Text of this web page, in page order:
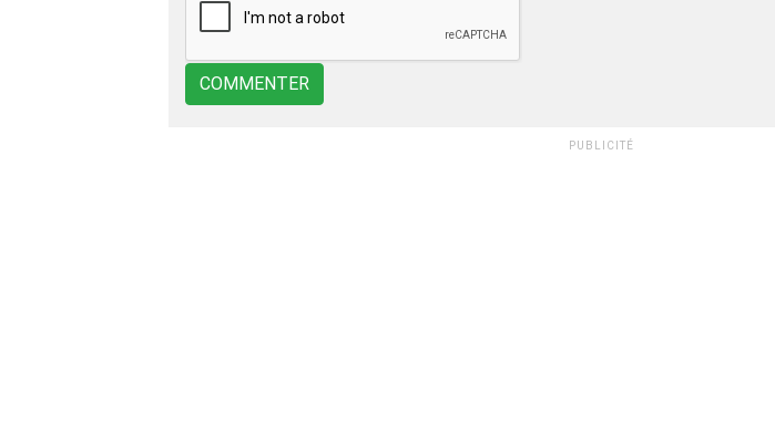
COMMENTER
PUBLICITÉ